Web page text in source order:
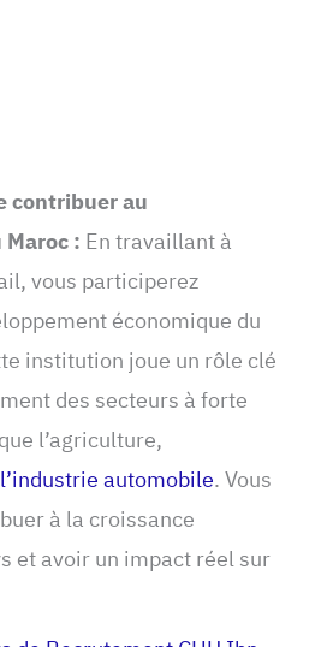
contribuer au
: En travaillant à
vous participerez
économique du
institution joue un rôle clé
des secteurs à forte
l’agriculture,
l’industrie automobile. Vous
à la croissance
et avoir un impact réel sur